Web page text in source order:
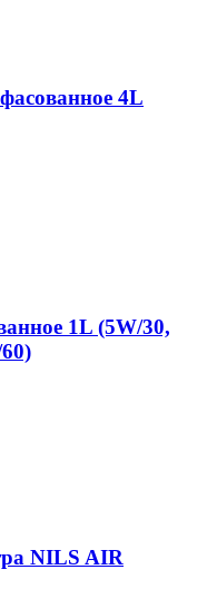
4L
1L (5W/30,
NILS AIR